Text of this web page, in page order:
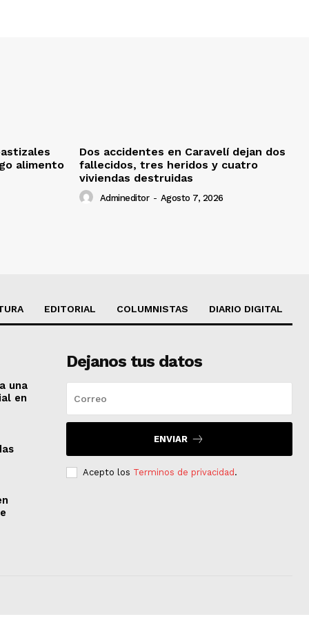
alimento
Dos accidentes en Caravelí dejan dos
fallecidos, tres heridos y cuatro
viviendas destruidas
Admineditor - Agosto 7, 2026
EDITORIAL COLUMNISTAS DIARIO DIGITAL
una
en
Dejanos tus datos
ENVIAR
Acepto los Terminos de privacidad.